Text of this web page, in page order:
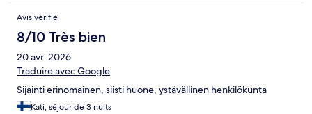
Avis vérifié
8/10 Très bien
20 avr. 2026
Traduire avec Google
Sijainti erinomainen, siisti huone, ystävällinen henkilökunta
Kati, séjour de 3 nuits